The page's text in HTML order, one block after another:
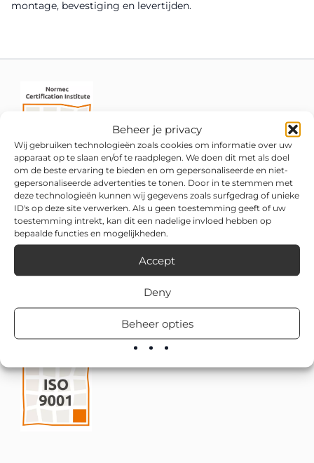
Beheer je privacy
Wij gebruiken technologieën zoals cookies om informatie over uw
apparaat op te slaan en/of te raadplegen. We doen dit met als doel
om de beste ervaring te bieden en om gepersonaliseerde en niet-
gepersonaliseerde advertenties te tonen. Door in te stemmen met
deze technologieën kunnen wij gegevens zoals surfgedrag of unieke
ID's op deze site verwerken. Als u geen toestemming geeft of uw
toestemming intrekt, kan dit een nadelige invloed hebben op
bepaalde functies en mogelijkheden.
Accept
Deny
Beheer opties
montage, bevestiging en levertijden.